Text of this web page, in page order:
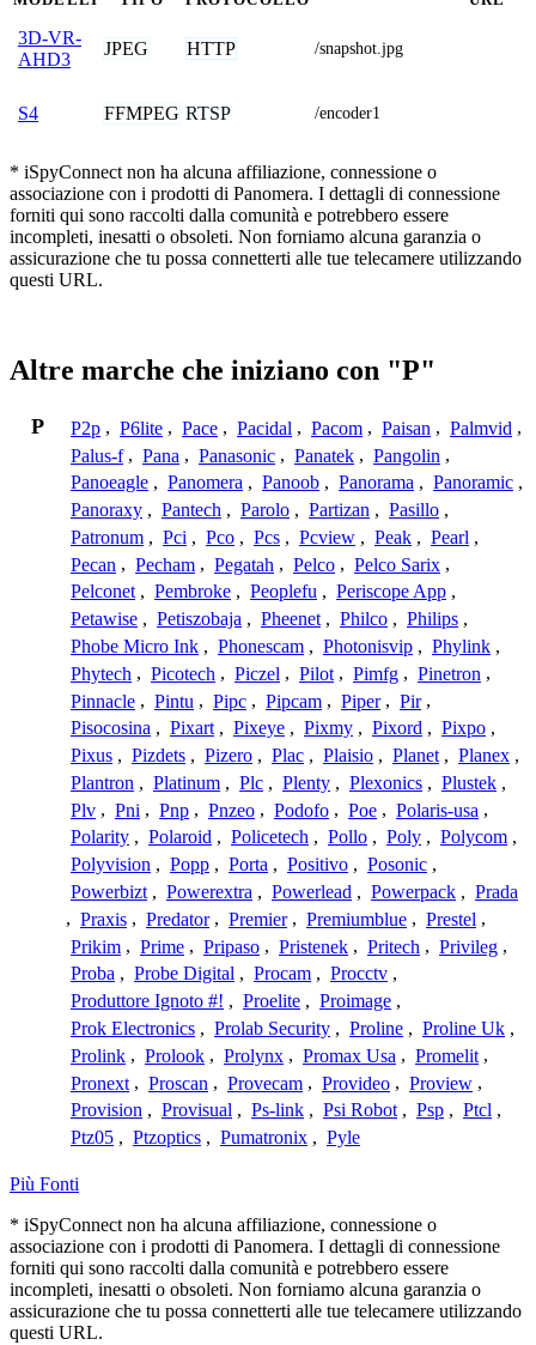
3D-VR-
AHD3
JPEG HTTP /snapshot.jpg
S4 FFMPEG RTSP /encoder1
* iSpyConnect non ha alcuna affiliazione, connessione o
associazione con i prodotti di Panomera. I dettagli di connessione
forniti qui sono raccolti dalla comunità e potrebbero essere
incompleti, inesatti o obsoleti. Non forniamo alcuna garanzia o
assicurazione che tu possa connetterti alle tue telecamere utilizzando
questi URL.
Altre marche che iniziano con "P"
P P2p , P6lite , Pace , Pacidal , Pacom , Paisan , Palmvid ,
Palus-f , Pana , Panasonic , Panatek , Pangolin ,
Panoeagle , Panomera , Panoob , Panorama , Panoramic ,
Panoraxy , Pantech , Parolo , Partizan , Pasillo ,
Patronum , Pci , Pco , Pcs , Pcview , Peak , Pearl ,
Pecan , Pecham , Pegatah , Pelco , Pelco Sarix ,
Pelconet , Pembroke , Peoplefu , Periscope App ,
Petawise , Petiszobaja , Pheenet , Philco , Philips ,
Phobe Micro Ink , Phonescam , Photonisvip , Phylink ,
Phytech , Picotech , Piczel , Pilot , Pimfg , Pinetron ,
Pinnacle , Pintu , Pipc , Pipcam , Piper , Pir ,
Pisocosina , Pixart , Pixeye , Pixmy , Pixord , Pixpo ,
Pixus , Pizdets , Pizero , Plac , Plaisio , Planet , Planex ,
Plantron , Platinum , Plc , Plenty , Plexonics , Plustek ,
Plv , Pni , Pnp , Pnzeo , Podofo , Poe , Polaris-usa ,
Polarity , Polaroid , Policetech , Pollo , Poly , Polycom ,
Polyvision , Popp , Porta , Positivo , Posonic ,
Powerbizt , Powerextra , Powerlead , Powerpack , Prada
, Praxis , Predator , Premier , Premiumblue , Prestel ,
Prikim , Prime , Pripaso , Pristenek , Pritech , Privileg ,
Proba , Probe Digital , Procam , Procctv ,
Produttore Ignoto #! , Proelite , Proimage ,
Prok Electronics , Prolab Security , Proline , Proline Uk ,
Prolink , Prolook , Prolynx , Promax Usa , Promelit ,
Pronext , Proscan , Provecam , Provideo , Proview ,
Provision , Provisual , Ps-link , Psi Robot , Psp , Ptcl ,
Ptz05 , Ptzoptics , Pumatronix , Pyle
Più Fonti
* iSpyConnect non ha alcuna affiliazione, connessione o
associazione con i prodotti di Panomera. I dettagli di connessione
forniti qui sono raccolti dalla comunità e potrebbero essere
incompleti, inesatti o obsoleti. Non forniamo alcuna garanzia o
assicurazione che tu possa connetterti alle tue telecamere utilizzando
questi URL.